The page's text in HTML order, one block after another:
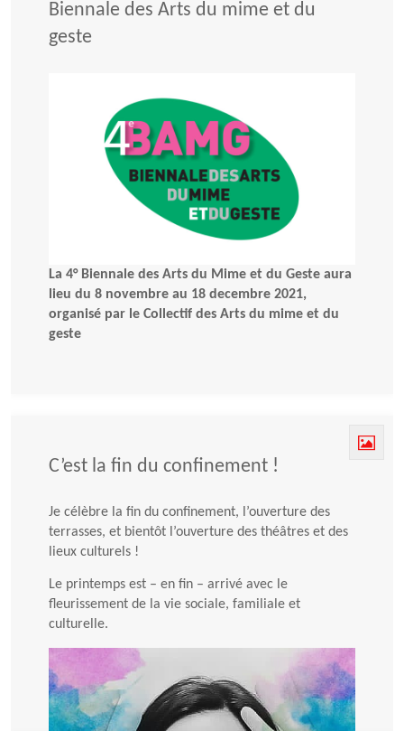
Biennale des Arts du mime et du
geste
La 4° Biennale des Arts du Mime et du Geste aura
lieu du 8 novembre au 18 decembre 2021,
organisé par le Collectif des Arts du mime et du
geste
C’est la fin du confinement !
Je célèbre la fin du confinement, l’ouverture des
terrasses, et bientôt l’ouverture des théâtres et des
lieux culturels !
Le printemps est – en fin – arrivé avec le
fleurissement de la vie sociale, familiale et
culturelle.